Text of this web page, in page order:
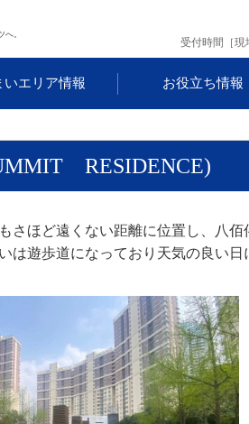
。
受付時間［現
いエリア情報 お役立ち情報
RESIDENCE)
さほど遠くない距離に位置し、八
は遊歩道になっており天気の良い日